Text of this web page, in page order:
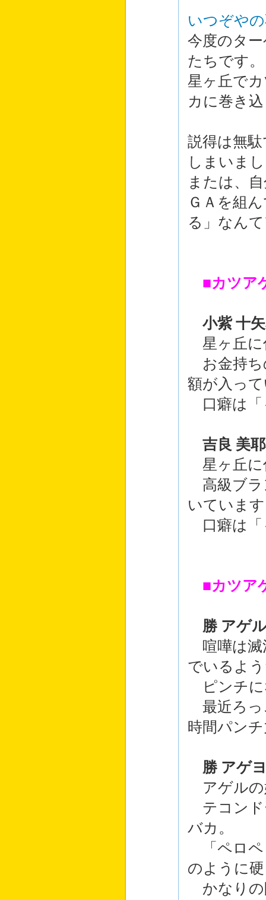
いつぞや
今度のタ
たちです。
星ヶ丘で
カに巻き
説得は無
しまいま
または、
ＧＡを組
る」なん
■カツア
小紫 十
星ヶ丘に
お金持ち
額が入っ
口癖は「
吉良 美
星ヶ丘に
高級ブラ
いていま
口癖は「
■カツア
勝 アゲ
喧嘩は滅
でいるよ
ピンチに
最近ろっ
時間パン
勝 アゲ
アゲルの
テコンド
バカ。
「ペロペ
のように
かなりの